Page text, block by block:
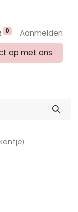
0
Aanmelden
op met ons